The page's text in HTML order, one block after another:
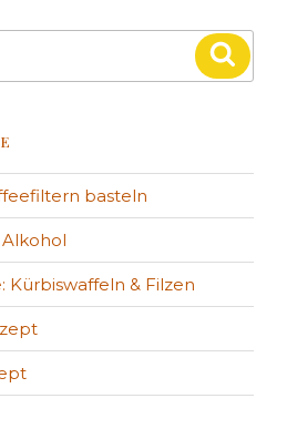
basteln
Kürbiswaffeln & Filzen